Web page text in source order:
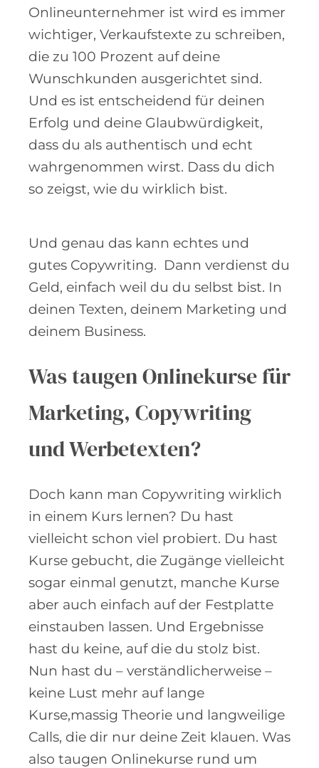
Onlineunternehmer ist wird es immer
wichtiger, Verkaufstexte zu schreiben,
die zu 100 Prozent auf deine
Wunschkunden ausgerichtet sind.
Und es ist entscheidend für deinen
Erfolg und deine Glaubwürdigkeit,
dass du als authentisch und echt
wahrgenommen wirst. Dass du dich
so zeigst, wie du wirklich bist.
Und genau das kann echtes und
gutes Copywriting. Dann verdienst du
Geld, einfach weil du du selbst bist. In
deinen Texten, deinem Marketing und
deinem Business.
Was taugen Onlinekurse für
Marketing, Copywriting
und Werbetexten?
Doch kann man Copywriting wirklich
in einem Kurs lernen? Du hast
vielleicht schon viel probiert. Du hast
Kurse gebucht, die Zugänge vielleicht
sogar einmal genutzt, manche Kurse
aber auch einfach auf der Festplatte
einstauben lassen. Und Ergebnisse
hast du keine, auf die du stolz bist.
Nun hast du – verständlicherweise –
keine Lust mehr auf lange
Kurse,massig Theorie und langweilige
Calls, die dir nur deine Zeit klauen. Was
also taugen Onlinekurse rund um